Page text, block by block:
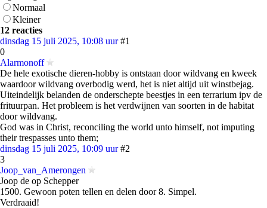
Normaal
Kleiner
12 reacties
dinsdag 15 juli 2025, 10:08 uur #1
0
Alarmonoff
De hele exotische dieren-hobby is ontstaan door wildvang en kweek
waardoor wildvang overbodig werd, het is niet altijd uit winstbejag.
Uiteindelijk belanden de onderschepte beestjes in een terrarium ipv de
frituurpan. Het probleem is het verdwijnen van soorten in de habitat
door wildvang.
God was in Christ, reconciling the world unto himself, not imputing
their trespasses unto them;
dinsdag 15 juli 2025, 10:09 uur #2
3
Joop_van_Amerongen
Joop de op Schepper
1500. Gewoon poten tellen en delen door 8. Simpel.
Verdraaid!